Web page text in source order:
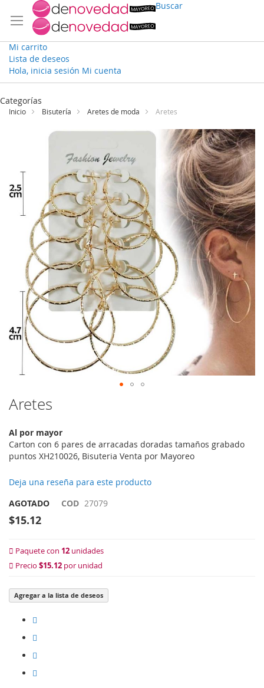
Buscar
Mi carrito
Lista de deseos
Hola, inicia sesión Mi cuenta
Ir
contenido
Categorías
Inicio Bisutería Aretes de moda Aretes
galería
imágenes
Saltar
al
de
la
galería
imágenes
Aretes
Al por mayor
Carton con 6 pares de arracadas doradas tamaños grabado
puntos XH210026, Bisuteria Venta por Mayoreo
Deja una reseña para este producto
AGOTADO
COD 27079
$15.12
Paquete con 12 unidades
Precio $15.12 por unidad
Agregar a la lista de deseos